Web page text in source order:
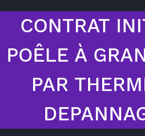
CONTRAT
POÊLE À
PAR